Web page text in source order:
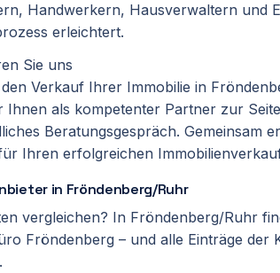
Handwerkern, Hausverwaltern und
erleichtert.​
Sie uns
Verkauf Ihrer Immobilie in
Ihnen als kompetenter Partner zur
Beratungsgespräch. Gemeinsam
Ihren erfolgreichen
in Fröndenberg/Ruhr
vergleichen? In Fröndenberg/Ruhr
Fröndenberg – und alle Einträge der